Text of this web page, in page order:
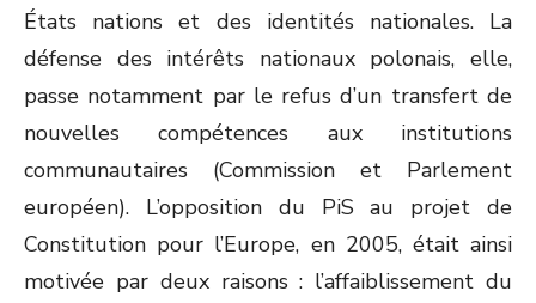
États nations et des identités nationales. La
défense des intérêts nationaux polonais, elle,
passe notamment par le refus d’un transfert de
nouvelles compétences aux institutions
communautaires (Commission et Parlement
européen). L’opposition du PiS au projet de
Constitution pour l’Europe, en 2005, était ainsi
motivée par deux raisons : l’affaiblissement du